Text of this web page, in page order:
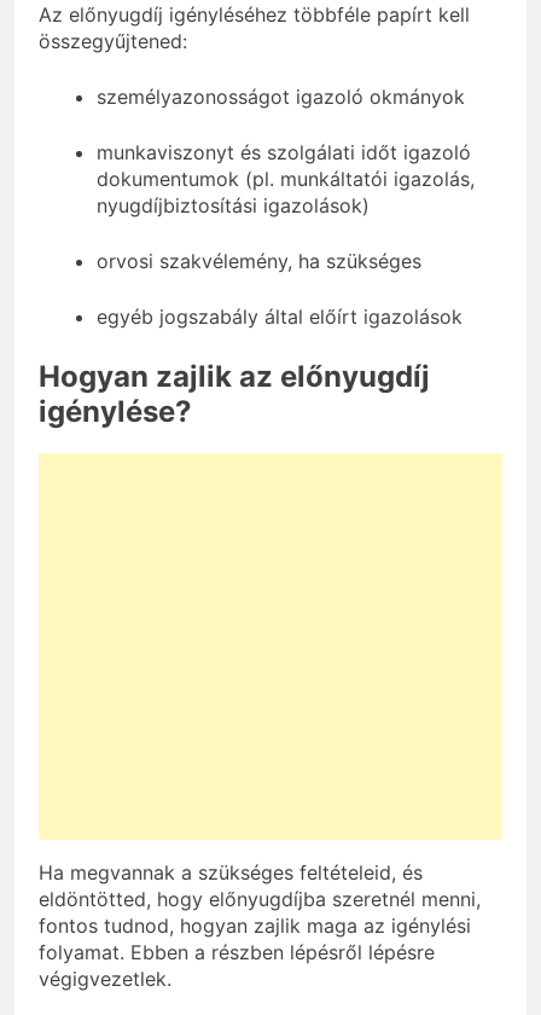
Az előnyugdíj igényléséhez többféle papírt kell
összegyűjtened:
személyazonosságot igazoló okmányok
munkaviszonyt és szolgálati időt igazoló
dokumentumok (pl. munkáltatói igazolás,
nyugdíjbiztosítási igazolások)
orvosi szakvélemény, ha szükséges
egyéb jogszabály által előírt igazolások
Hogyan zajlik az előnyugdíj
igénylése?
Ha megvannak a szükséges feltételeid, és
eldöntötted, hogy előnyugdíjba szeretnél menni,
fontos tudnod, hogyan zajlik maga az igénylési
folyamat. Ebben a részben lépésről lépésre
végigvezetlek.